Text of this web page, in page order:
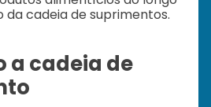
cadeia de suprimentos.
a cadeia de